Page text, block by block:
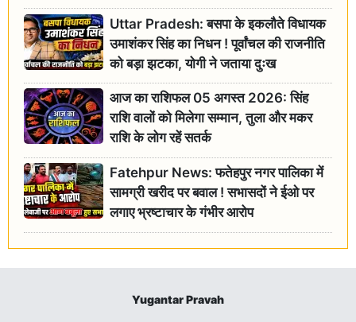
Uttar Pradesh: बसपा के इकलौते विधायक
उमाशंकर सिंह का निधन ! पूर्वांचल की राजनीति
को बड़ा झटका, योगी ने जताया दुःख
आज का राशिफल 05 अगस्त 2026: सिंह
राशि वालों को मिलेगा सम्मान, तुला और मकर
राशि के लोग रहें सतर्क
Fatehpur News: फतेहपुर नगर पालिका में
सामग्री खरीद पर बवाल ! सभासदों ने ईओ पर
लगाए भ्रष्टाचार के गंभीर आरोप
Yugantar Pravah